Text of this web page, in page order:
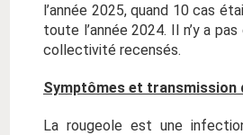
l’année 2025, quand 10 cas
toute l’année 2024. Il n’y a
collectivité recensés.
Symptômes et transmission
La rougeole est une